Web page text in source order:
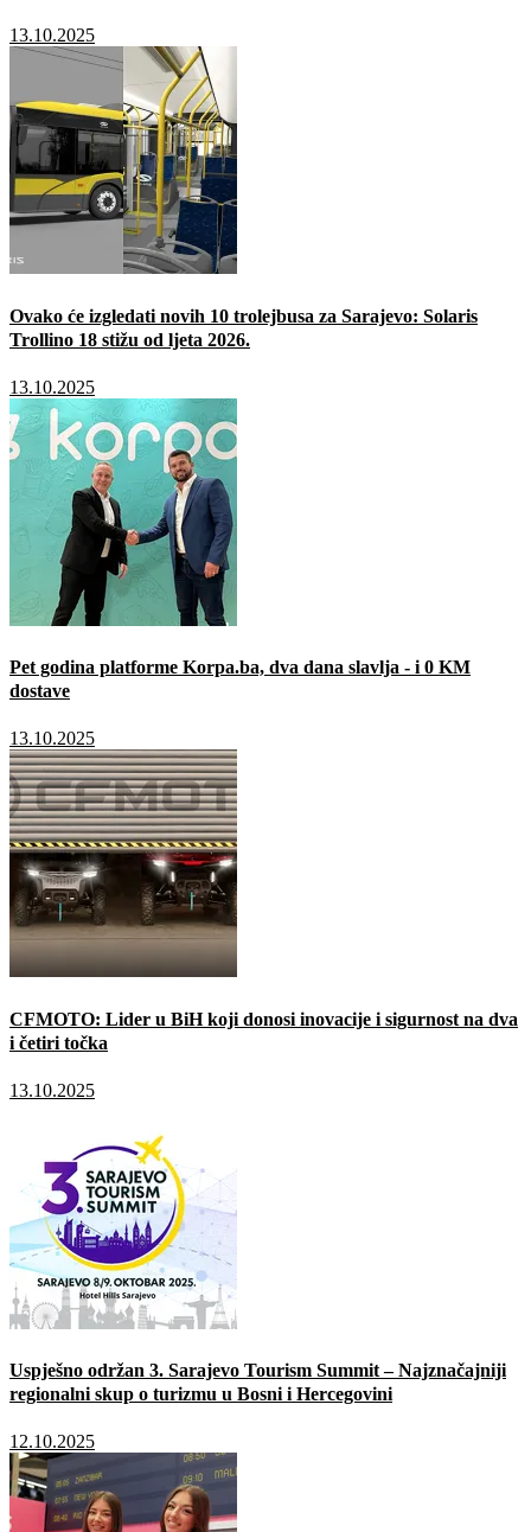
13.10.2025
Ovako će izgledati novih 10 trolejbusa za Sarajevo: Solaris
Trollino 18 stižu od ljeta 2026.
13.10.2025
Pet godina platforme Korpa.ba, dva dana slavlja - i 0 KM
dostave
13.10.2025
CFMOTO: Lider u BiH koji donosi inovacije i sigurnost na dva
i četiri točka
13.10.2025
Uspješno održan 3. Sarajevo Tourism Summit – Najznačajniji
regionalni skup o turizmu u Bosni i Hercegovini
12.10.2025